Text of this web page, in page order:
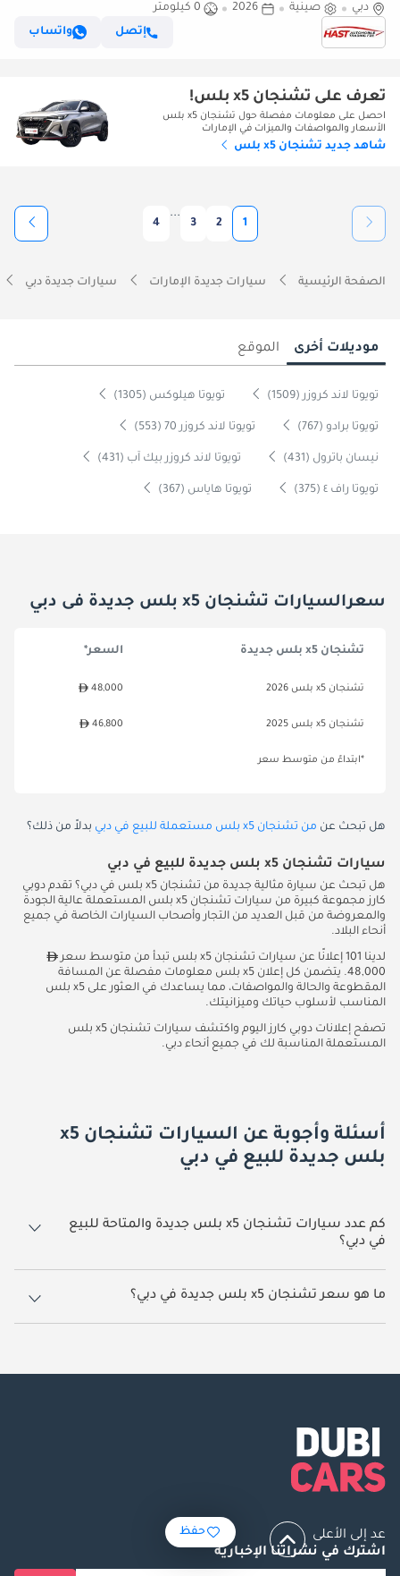
دبي
صينية 2026
0 كيلومتر
إتصل
واتساب
تعرف على تشنجان x5 بلس!
احصل على معلومات مفصلة حول تشنجان x5 بلس
الأسعار والمواصفات والميزات في الإمارات
شاهد جديد تشنجان x5 بلس
1
2
3
...
4
الصفحة الرئيسية سيارات جديدة الإمارات سيارات جديدة دبي
موديلات أخرى الموقع
تويوتا لاند كروزر (1509) تويوتا هيلوكس (1305)
تويوتا برادو (767) تويوتا لاند كروزر 70 (553)
نيسان باترول (431) تويوتا لاند كروزر بيك آب (431)
تويوتا راف ٤ (375) تويوتا هاياس (367)
سعرالسيارات تشنجان x5 بلس جديدة فى دبي
تشنجان x5 بلس جديدة السعر*
تشنجان x5 بلس 2026 48,000
تشنجان x5 بلس 2025 46,800
*ابتداءً من متوسط سعر
هل تبحث عن من تشنجان x5 بلس مستعملة للبيع في دبي بدلاً من ذلك؟
سيارات تشنجان x5 بلس جديدة للبيع في دبي
هل تبحث عن سيارة مثالية جديدة من تشنجان x5 بلس في دبي؟ تقدم دوبي
كارز مجموعة كبيرة من سيارات تشنجان x5 بلس المستعملة عالية الجودة
والمعروضة من قبل العديد من التجار وأصحاب السيارات الخاصة في جميع
أنحاء البلاد.
لدينا 101 إعلانًا عن سيارات تشنجان x5 بلس تبدأ من متوسط سعر
48,000. يتضمن كل إعلان x5 بلس معلومات مفصلة عن المسافة
المقطوعة والحالة والمواصفات، مما يساعدك في العثور على x5 بلس
المناسب لأسلوب حياتك وميزانيتك.
تصفح إعلانات دوبي كارز اليوم واكتشف سيارات تشنجان x5 بلس
المستعملة المناسبة لك في جميع أنحاء دبي.
أسئلة وأجوبة عن السيارات تشنجان x5
بلس جديدة للبيع في دبي
كم عدد سيارات تشنجان x5 بلس جديدة والمتاحة للبيع
في دبي؟
101 سيارة تشنجان x5 بلس جديدة متوفرة للبيع في دبي.
ما هو سعر تشنجان x5 بلس جديدة في دبي؟
يبدأ سعر سيارة تشنجان x5 بلس جديدة في دبي 48,000.
حفظ
عد إلى الأعلى
اشترك في نشراتنا الإخبارية